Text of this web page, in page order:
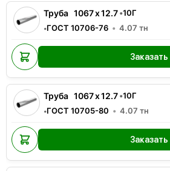
Труба 1067x12.7•10Г
•ГОСТ 10706-76 4.07 тн
Заказать
Труба 1067x12.7•10Г
•ГОСТ 10705-80 4.07 тн
Заказать